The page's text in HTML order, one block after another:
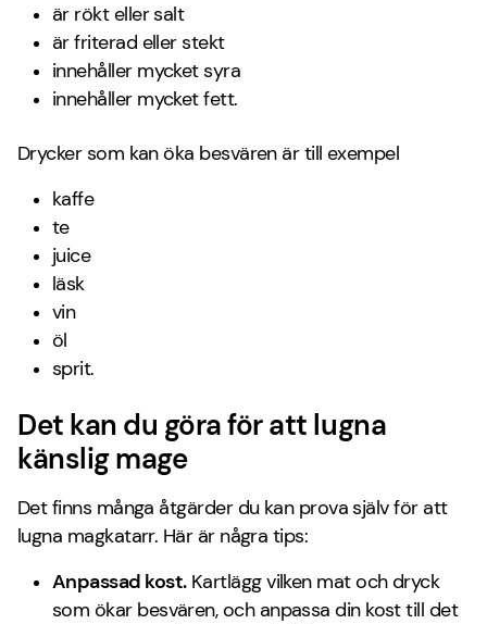
är rökt eller salt
är friterad eller stekt
innehåller mycket syra
innehåller mycket fett.
Drycker som kan öka besvären är till exempel
kaffe
te
juice
läsk
vin
öl
sprit.
Det kan du göra för att lugna
känslig mage
Det finns många åtgärder du kan prova själv för att
lugna magkatarr. Här är några tips:
Anpassad kost.Kartlägg vilken mat och dryck
som ökar besvären, och anpassa din kost till det